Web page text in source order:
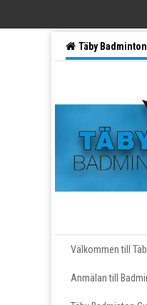
Täby
Välkommen till
Anmälan till